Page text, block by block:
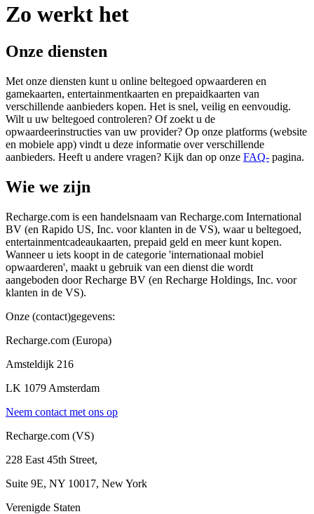
Zo werkt het
Onze diensten
Met onze diensten kunt u online beltegoed opwaarderen en
gamekaarten, entertainmentkaarten en prepaidkaarten van
verschillende aanbieders kopen. Het is snel, veilig en eenvoudig.
Wilt u uw beltegoed controleren? Of zoekt u de
opwaardeerinstructies van uw provider? Op onze platforms (website
en mobiele app) vindt u deze informatie over verschillende
aanbieders. Heeft u andere vragen? Kijk dan op onze FAQ- pagina.
Wie we zijn
Recharge.com is een handelsnaam van Recharge.com International
BV (en Rapido US, Inc. voor klanten in de VS), waar u beltegoed,
entertainmentcadeaukaarten, prepaid geld en meer kunt kopen.
Wanneer u iets koopt in de categorie 'internationaal mobiel
opwaarderen', maakt u gebruik van een dienst die wordt
aangeboden door Recharge BV (en Recharge Holdings, Inc. voor
klanten in de VS).
Onze (contact)gegevens:
Recharge.com (Europa)
Amsteldijk 216
LK 1079 Amsterdam
Neem contact met ons op
Recharge.com (VS)
228 East 45th Street,
Suite 9E, NY 10017, New York
Verenigde Staten